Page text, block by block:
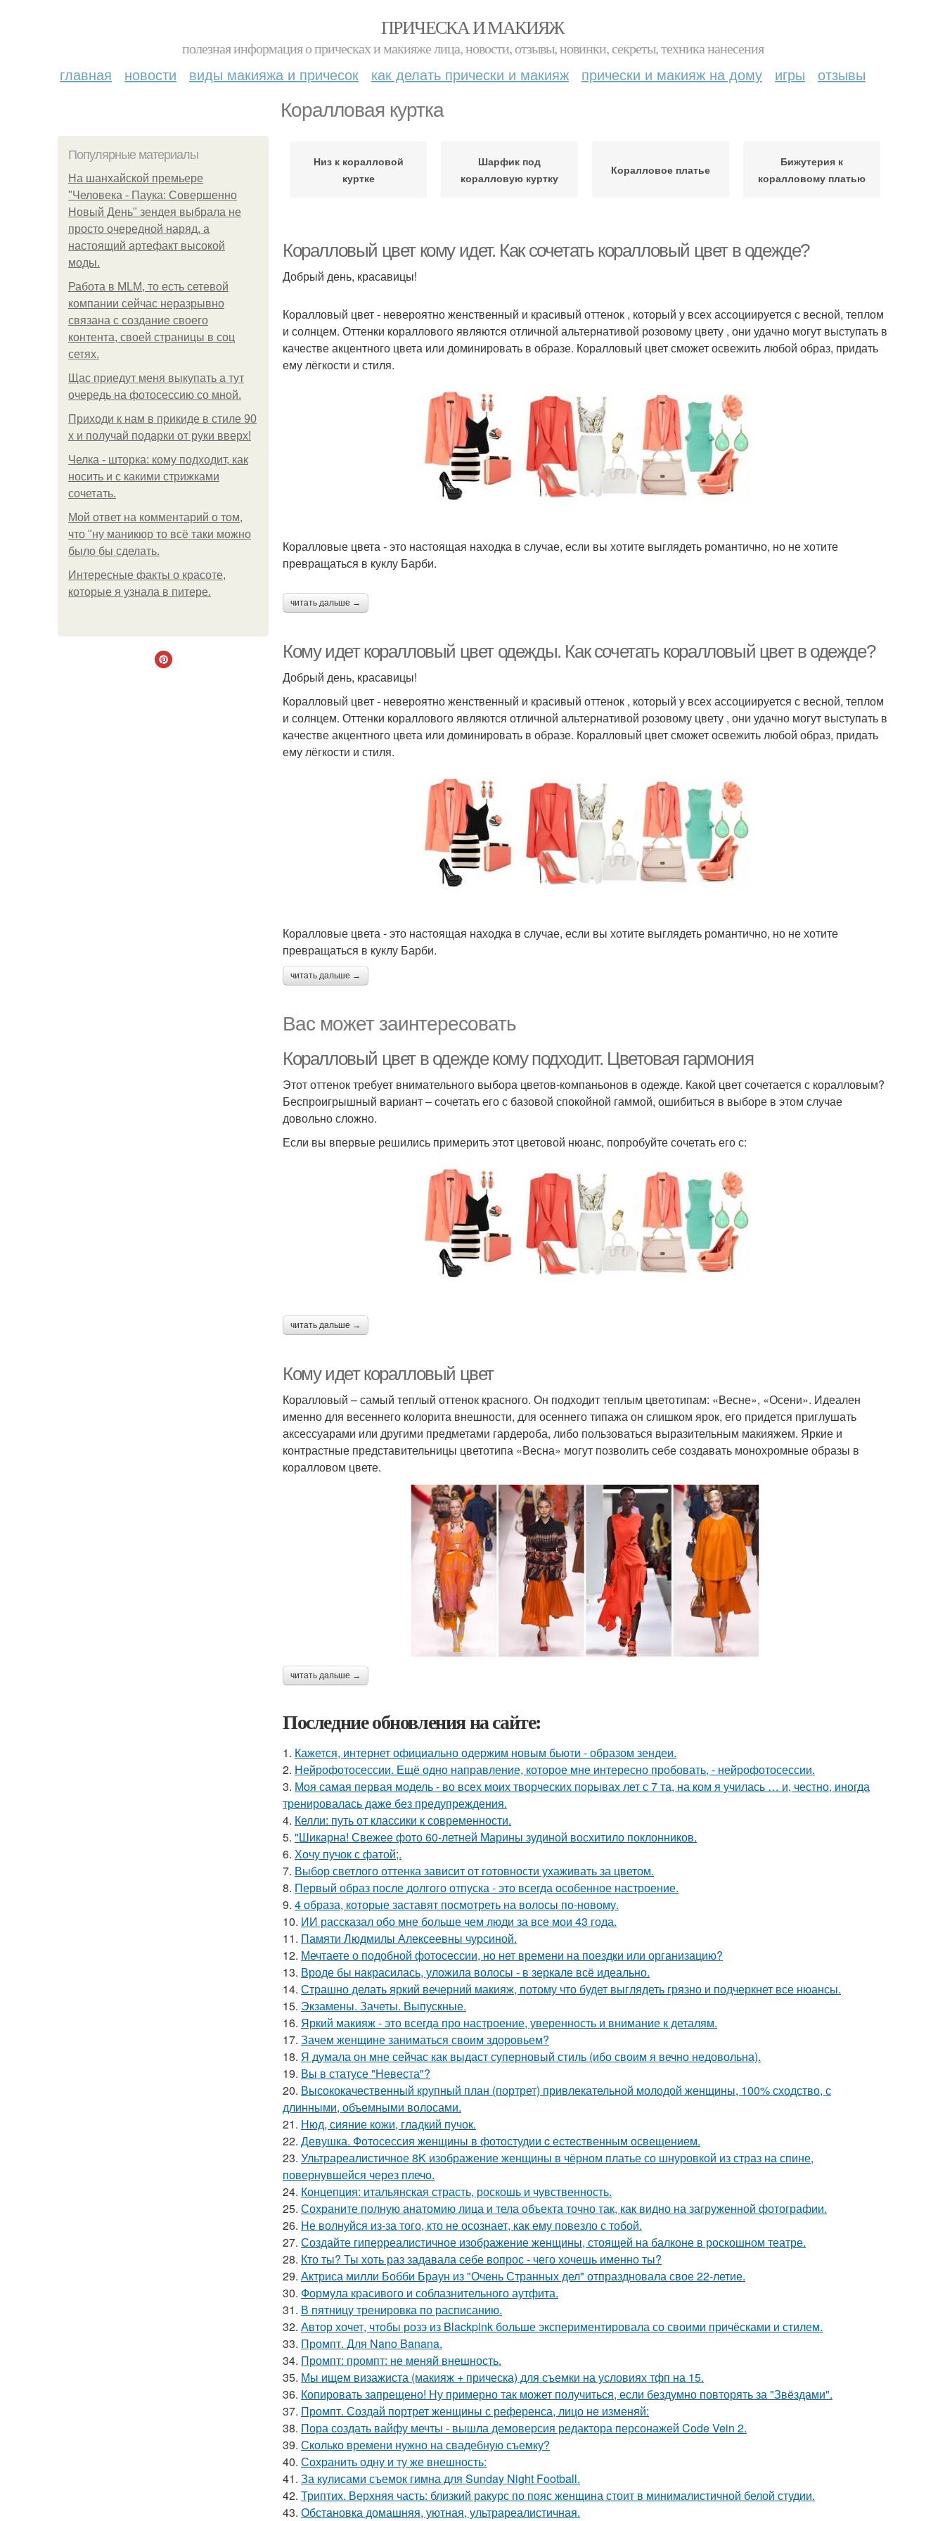
ПРИЧЕСКА И МАКИЯЖ
полезная информация о прическах и макияже лица, новости, отзывы, новинки, секреты, техника нанесения
главная новости виды макияжа и причесок как делать прически и макияж прически и макияж на дому игры отзывы
Коралловая куртка
Популярные материалы
На шанхайской премьере
"Человека - Паука: Совершенно
Новый День" зендея выбрала не
просто очередной наряд, а
настоящий артефакт высокой
моды.
Работа в MLM, то есть сетевой
компании сейчас неразрывно
связана с создание своего
контента, своей страницы в соц
сетях.
Щас приедут меня выкупать а тут
очередь на фотосессию со мной.
Приходи к нам в прикиде в стиле 90
х и получай подарки от руки вверх!
Челка - шторка: кому подходит, как
носить и с какими стрижками
сочетать.
Мой ответ на комментарий о том,
что "ну маникюр то всё таки можно
было бы сделать.
Интересные факты о красоте,
которые я узнала в питере.
Низ к коралловой
куртке
Шарфик под
коралловую куртку
Коралловое платье
Бижутерия к
коралловому платью
Коралловый цвет кому идет. Как сочетать коралловый цвет в одежде?
Добрый день, красавицы!
Коралловый цвет - невероятно женственный и красивый оттенок , который у всех ассоциируется с весной, теплом
и солнцем. Оттенки кораллового являются отличной альтернативой розовому цвету , они удачно могут выступать в
качестве акцентного цвета или доминировать в образе. Коралловый цвет сможет освежить любой образ, придать
ему лёгкости и стиля.
Коралловые цвета - это настоящая находка в случае, если вы хотите выглядеть романтично, но не хотите
превращаться в куклу Барби.
читать дальше →
Кому идет коралловый цвет одежды. Как сочетать коралловый цвет в одежде?
Добрый день, красавицы!
Коралловый цвет - невероятно женственный и красивый оттенок , который у всех ассоциируется с весной, теплом
и солнцем. Оттенки кораллового являются отличной альтернативой розовому цвету , они удачно могут выступать в
качестве акцентного цвета или доминировать в образе. Коралловый цвет сможет освежить любой образ, придать
ему лёгкости и стиля.
Коралловые цвета - это настоящая находка в случае, если вы хотите выглядеть романтично, но не хотите
превращаться в куклу Барби.
читать дальше →
Вас может заинтересовать
Коралловый цвет в одежде кому подходит. Цветовая гармония
Этот оттенок требует внимательного выбора цветов-компаньонов в одежде. Какой цвет сочетается с коралловым?
Беспроигрышный вариант – сочетать его с базовой спокойной гаммой, ошибиться в выборе в этом случае
довольно сложно.
Если вы впервые решились примерить этот цветовой нюанс, попробуйте сочетать его с:
читать дальше →
Кому идет коралловый цвет
Коралловый – самый теплый оттенок красного. Он подходит теплым цветотипам: «Весне», «Осени». Идеален
именно для весеннего колорита внешности, для осеннего типажа он слишком ярок, его придется приглушать
аксессуарами или другими предметами гардероба, либо пользоваться выразительным макияжем. Яркие и
контрастные представительницы цветотипа «Весна» могут позволить себе создавать монохромные образы в
коралловом цвете.
читать дальше →
Последние обновления на сайте:
1. Кажется, интернет официально одержим новым бьюти - образом зендеи.
2. Нейрофотосессии. Ещё одно направление, которое мне интересно пробовать, - нейрофотосессии.
3. Моя самая первая модель - во всех моих творческих порывах лет с 7 та, на ком я училась … и, честно, иногда
тренировалась даже без предупреждения.
4. Келли: путь от классики к современности.
5. "Шикарна! Свежее фото 60-летней Марины зудиной восхитило поклонников.
6. Хочу пучок с фатой;.
7. Выбор светлого оттенка зависит от готовности ухаживать за цветом.
8. Первый образ после долгого отпуска - это всегда особенное настроение.
9. 4 образа, которые заставят посмотреть на волосы по-новому.
10. ИИ рассказал обо мне больше чем люди за все мои 43 года.
11. Памяти Людмилы Алексеевны чурсиной.
12. Мечтаете о подобной фотосессии, но нет времени на поездки или организацию?
13. Вроде бы накрасилась, уложила волосы - в зеркале всё идеально.
14. Страшно делать яркий вечерний макияж, потому что будет выглядеть грязно и подчеркнет все нюансы.
15. Экзамены. Зачеты. Выпускные.
16. Яркий макияж - это всегда про настроение, уверенность и внимание к деталям.
17. Зачем женщине заниматься своим здоровьем?
18. Я думала он мне сейчас как выдаст суперновый стиль (ибо своим я вечно недовольна).
19. Вы в статусе "Невеста"?
20. Высококачественный крупный план (портрет) привлекательной молодой женщины, 100% сходство, с
длинными, объемными волосами.
21. Нюд, сияние кожи, гладкий пучок.
22. Девушка. Фотосессия женщины в фотостудии c естественным освещением.
23. Ультрареалистичное 8K изображение женщины в чёрном платье со шнуровкой из страз на спине,
повернувшейся через плечо.
24. Концепция: итальянская страсть, роскошь и чувственность.
25. Сохраните полную анатомию лица и тела объекта точно так, как видно на загруженной фотографии.
26. Не волнуйся из-за того, кто не осознает, как ему повезло с тобой.
27. Создайте гиперреалистичное изображение женщины, стоящей на балконе в роскошном театре.
28. Кто ты? Ты хоть раз задавала себе вопрос - чего хочешь именно ты?
29. Актриса милли Бобби Браун из "Очень Странных дел" отпраздновала свое 22-летие.
30. Формула красивого и соблазнительного аутфита.
31. В пятницу тренировка по расписанию.
32. Автор хочет, чтобы розэ из Blackpink больше экспериментировала со своими причёсками и стилем.
33. Промпт. Для Nano Banana.
34. Промпт: промпт: не меняй внешность.
35. Мы ищем визажиста (макияж + прическа) для съемки на условиях тфп на 15.
36. Копировать запрещено! Ну примерно так может получиться, если бездумно повторять за "Звёздами".
37. Промпт. Создай портрет женщины с референса, лицо не изменяй:
38. Пора создать вайфу мечты - вышла демоверсия редактора персонажей Code Vein 2.
39. Сколько времени нужно на свадебную съемку?
40. Сохранить одну и ту же внешность:
41. За кулисами съемок гимна для Sunday Night Football.
42. Триптих. Верхняя часть: близкий ракурс по пояс женщина стоит в минималистичной белой студии.
43. Обстановка домашняя, уютная, ультрареалистичная.